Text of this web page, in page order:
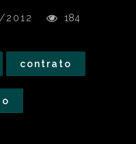
2012 184
contrato